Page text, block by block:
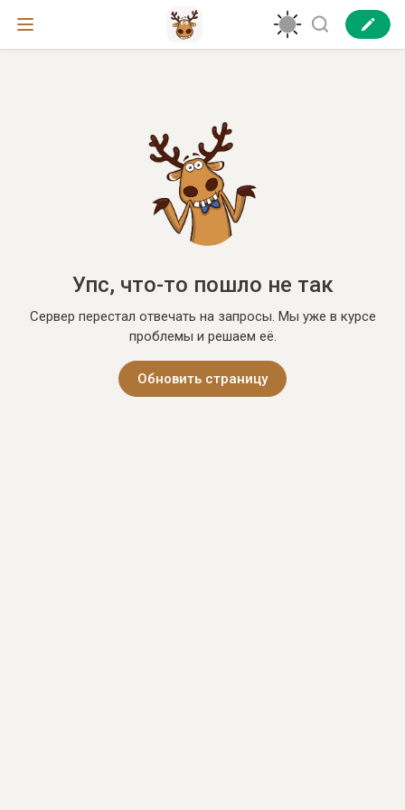
Упс, что-то пошло не так
Сервер перестал отвечать на запросы. Мы уже в курсе
проблемы и решаем её.
Обновить страницу